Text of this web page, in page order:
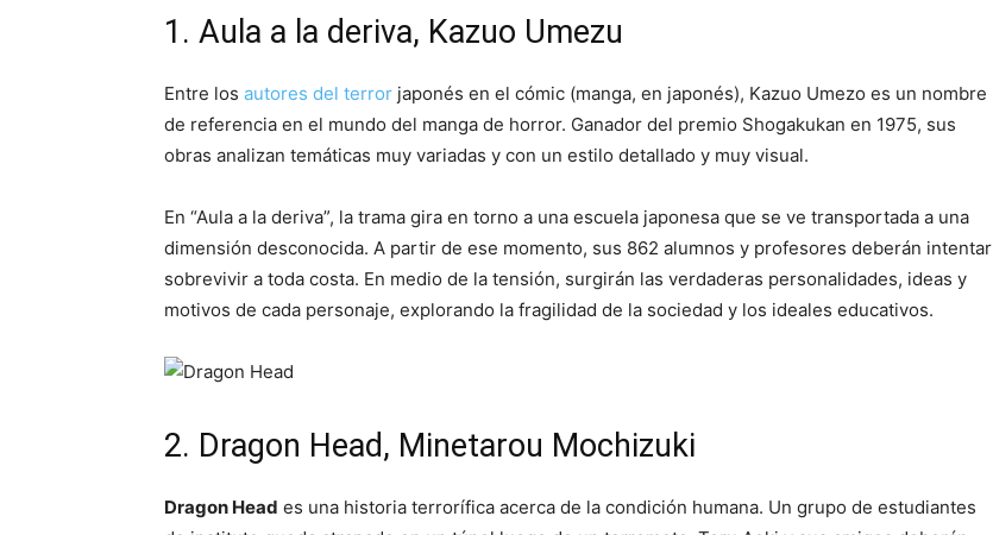
1. Aula a la deriva, Kazuo Umezu
Entre los autores del terror japonés en el cómic (manga, en japonés), Kazuo Umezo es un nombre
de referencia en el mundo del manga de horror. Ganador del premio Shogakukan en 1975, sus
obras analizan temáticas muy variadas y con un estilo detallado y muy visual.
En “Aula a la deriva”, la trama gira en torno a una escuela japonesa que se ve transportada a una
dimensión desconocida. A partir de ese momento, sus 862 alumnos y profesores deberán intentar
sobrevivir a toda costa. En medio de la tensión, surgirán las verdaderas personalidades, ideas y
motivos de cada personaje, explorando la fragilidad de la sociedad y los ideales educativos.
2. Dragon Head, Minetarou Mochizuki
Dragon Head es una historia terrorífica acerca de la condición humana. Un grupo de estudiantes